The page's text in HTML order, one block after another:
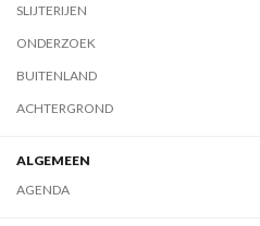
SLIJTERIJEN
ONDERZOEK
BUITENLAND
ACHTERGROND
ALGEMEEN
AGENDA